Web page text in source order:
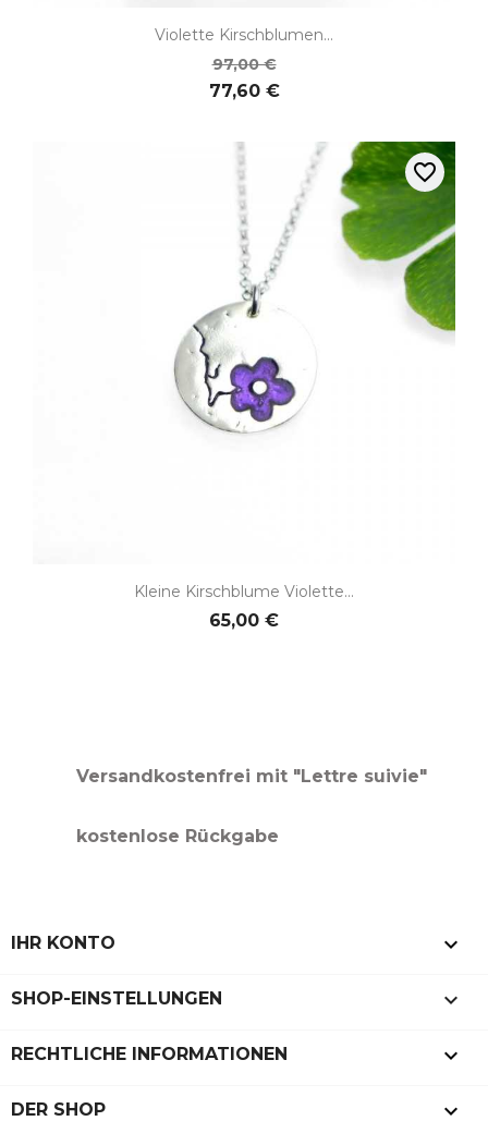
Violette Kirschblumen...
97,00 €
77,60 €
Kleine Kirschblume Violette...
65,00 €
favorite_border
Versandkostenfrei mit "Lettre suivie"
kostenlose Rückgabe
IHR KONTO 
SHOP-EINSTELLUNGEN keyboard_arrow_down
RECHTLICHE INFORMATIONEN 
DER SHOP 